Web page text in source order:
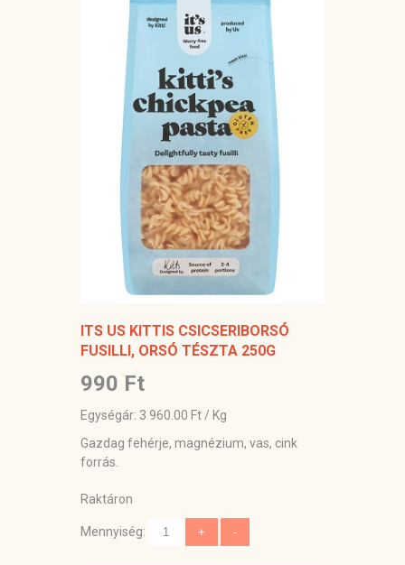
ITS US KITTIS CSICSERIBORSÓ
FUSILLI, ORSÓ TÉSZTA 250G
990 Ft
Egységár: 3 960.00 Ft / Kg
Gazdag fehérje, magnézium, vas, cink
forrás.
Raktáron
Mennyiség: